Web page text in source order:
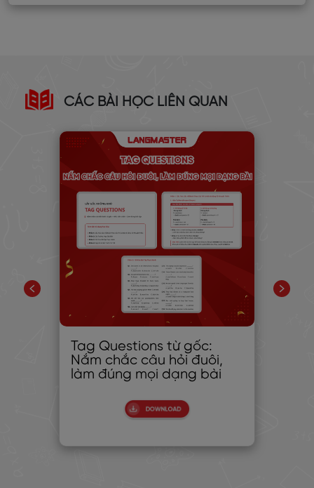
CÁC BÀI HỌC LIÊN QUAN
Tag Questions từ gốc:
Nắm chắc câu hỏi đuôi,
làm đúng mọi dạng bài